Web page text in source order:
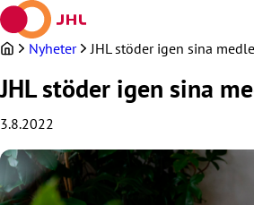
Hoppa
till
innehållet
Nyheter JHL stöder igen sina
JHL stöder igen sina
3.8.2022